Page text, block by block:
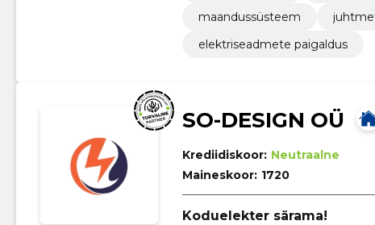
maandussüsteem
elektriseadmete paigaldus
SO-DESIGN OÜ
Krediidiskoor: Neutraalne
Maineskoor: 1720
Koduelekter särama!